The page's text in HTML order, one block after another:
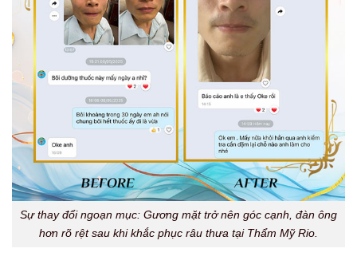
Sự thay đổi ngoạn mục: Gương mặt trở nên góc cạnh, đàn ông
hơn rõ rệt sau khi khắc phục râu thưa tại Thẩm Mỹ Rio.